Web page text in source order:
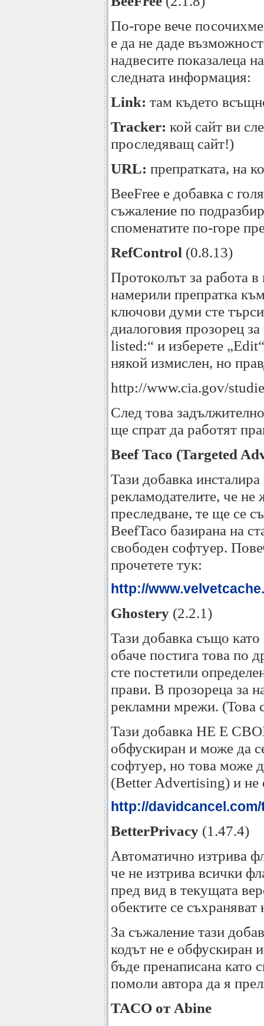
По-горе вече
е да не даде
надвесите показалеца
следната информация:
Link: там където
Tracker: кой сайт ви
проследяващ сайт!)
URL: препратката, на
BeeFree е добавка с
съжаление по
споменатите по-горе
RefControl (0.8.13)
Протоколът за работа в
намерили препратка
ключови думи сте
диалоговия прозорец
listed:“ и изберете
някой измислен, но
http://www.cia.gov/
След това
ще спрат да работят
Beef Taco (Targeted
Тази добавка
рекламодателите, че не
преследване, те ще се
BeefTaco базирана на
свободен софтуер.
прочетете тук:
http://
Ghostery (2.2.1)
Тази добавка също
обаче постига това по
сте постетили
прави. В прозореца за
рекламни мрежи. (Това
Тази добавка НЕ Е
обфускиран и може да
софтуер, но това може
(Better Advertising) и не
http://
BetterPrivacy (1.47.4)
Автоматично изтрива
че не изтрива всички
пред вид в текущата
обектите се
За съжаление тази
кодът не е обфускиран
бъде пренаписана като
помоли автора да я
TACO от Abine